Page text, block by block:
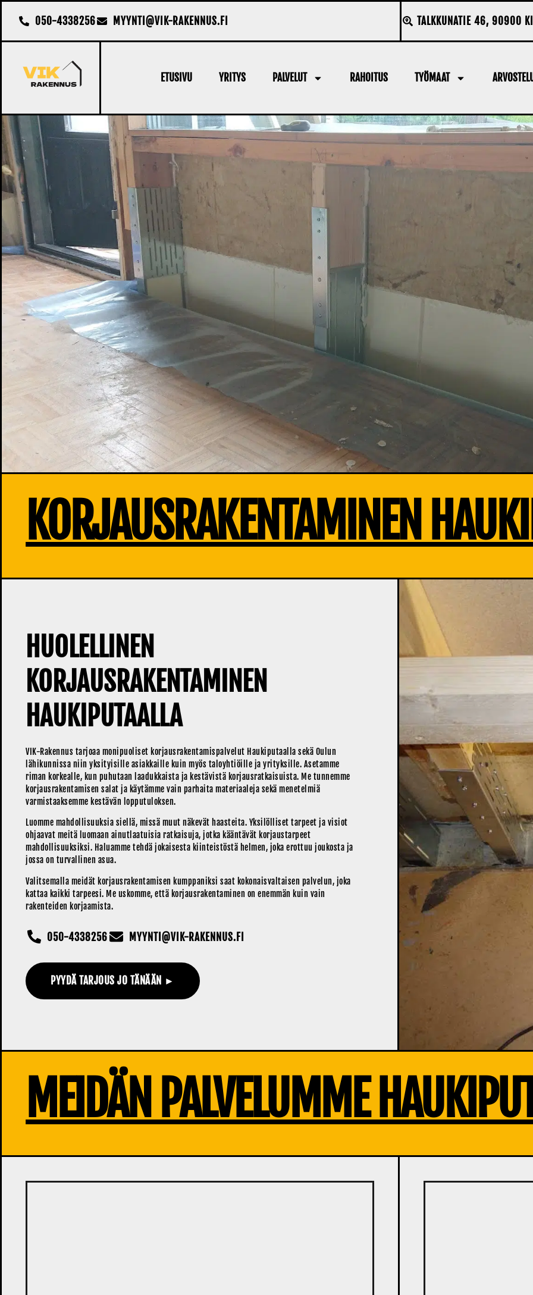
050-4338256 MYYNTI@VIK-RAKENNUS.FI TALKKUNATIE 46, 90900
ETUSIVU YRITYS PALVELUT RAHOITUS TYÖMAAT
KORJAUSRAKENTAMINEN
HUOLELLINEN
KORJAUSRAKENTAMINEN
HAUKIPUTAALLA
VIK-Rakennus tarjoaa monipuoliset korjausrakentamispalvelut Haukiputaalla sekä Oulun
lähikunnissa niin yksityisille asiakkaille kuin myös taloyhtiöille ja yrityksille. Asetamme
riman korkealle, kun puhutaan laadukkaista ja kestävistä korjausratkaisuista. Me tunnemme
korjausrakentamisen salat ja käytämme vain parhaita materiaaleja sekä menetelmiä
varmistaaksemme kestävän lopputuloksen.
Luomme mahdollisuuksia siellä, missä muut näkevät haasteita. Yksilölliset tarpeet ja visiot
ohjaavat meitä luomaan ainutlaatuisia ratkaisuja, jotka kääntävät korjaustarpeet
mahdollisuuksiksi. Haluamme tehdä jokaisesta kiinteistöstä helmen, joka erottuu joukosta ja
jossa on turvallinen asua.
Valitsemalla meidät korjausrakentamisen kumppaniksi saat kokonaisvaltaisen palvelun, joka
kattaa kaikki tarpeesi. Me uskomme, että korjausrakentaminen on enemmän kuin vain
rakenteiden korjaamista.
050-4338256 MYYNTI@VIK-RAKENNUS.FI
PYYDÄ TARJOUS JO TÄNÄÄN ►
MEIDÄN PALVELUMME